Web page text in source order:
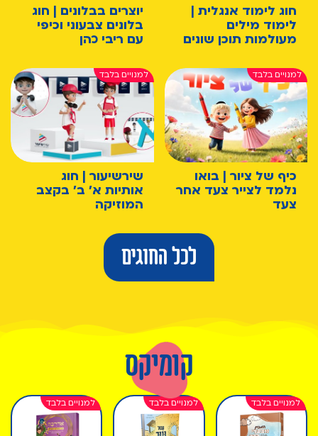
חוג לימוד אנגלית |
לימוד מילים
מעולמות תוכן שונים
יוצרים בבלונים | חוג
בלונים צבעוני וכיפי
עם ריבי כהן
כיף של ציור | בואו
נלמד לצייר צעד אחר
צעד
שירשיעור | חוג
אותיות א' ב' בקצב
המוזיקה
לכל החוגים
קומיקס